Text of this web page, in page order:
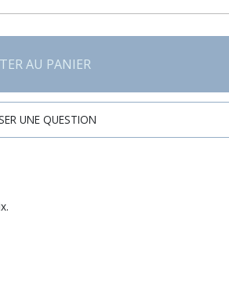
AU PANIER
UNE QUESTION